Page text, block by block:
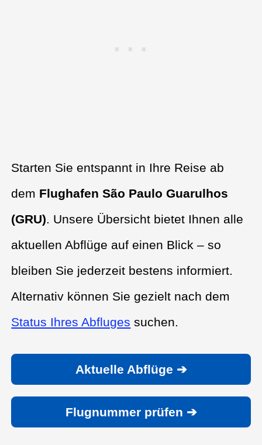
Starten Sie entspannt in Ihre Reise ab
dem Flughafen São Paulo Guarulhos
(GRU). Unsere Übersicht bietet Ihnen alle
aktuellen Abflüge auf einen Blick – so
bleiben Sie jederzeit bestens informiert.
Alternativ können Sie gezielt nach dem
Status Ihres Abfluges suchen.
Aktuelle Abflüge ➔
Flugnummer prüfen ➔